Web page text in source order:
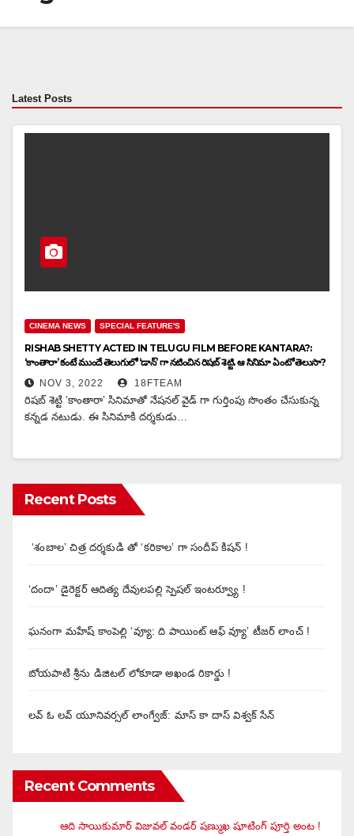
Latest Posts
CINEMA NEWS SPECIAL FEATURE'S
RISHAB SHETTY ACTED IN TELUGU FILM BEFORE KANTARA?:
‘కాంతారా’ కంటే ముందే తెలుగులో ‘డాన్’ గా నటించిన రిషబ్‌ శెట్టి. ఆ సినిమా ఏంటో తెలుసా?
NOV 3, 2022 18FTEAM
రిషబ్‌ శెట్టి ‘కాంతారా’ సినిమాతో నేషనల్‌ వైడ్ గా గుర్తింపు సొంతం చేసుకున్న
కన్నడ నటుడు. ఈ సినిమాకి దర్శకుడు…
Recent Posts
‘శంబాల’ చిత్ర దర్శకుడి తో ‘కరికాల’ గా సందీప్ కిషన్ !
‘దందా’ డైరెక్ట‌ర్ ఆదిత్య దేవులపల్లి స్పెషల్ ఇంటర్వ్యూ !
ఘనంగా మహేష్ కాంపెల్లి ‘వ్యూ: ది పాయింట్ ఆఫ్ వ్యూ’ టీజర్ లాంచ్ !
బోయపాటి శ్రీను డిజిటల్‌ లోకూడా అఖండ రికార్డు !
లవ్ ఓ లవ్ యూనివర్సల్ లాంగ్వేజ్‌: మాస్ కా దాస్ విశ్వక్ సేన్
Recent Comments
ఆది సాయికుమార్ విజువ‌ల్ వండ‌ర్ ష‌ణ్ముఖ షూటింగ్ పూర్తి అంట !